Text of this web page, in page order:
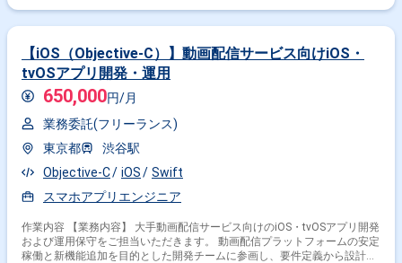
【iOS（Objective-C）】動画配信サービス向けiOS・
tvOSアプリ開発・運用
650,000円/月
業務委託(フリーランス)
東京都
渋谷駅
Objective-C
iOS
Swift
スマホアプリエンジニア
作業内容 【業務内容】 大手動画配信サービス向けのiOS・tvOSアプリ開発
および運用保守をご担当いただきます。 動画配信プラットフォームの安定
稼働と新機能追加を目的とした開発チームに参画し、要件定義から設計・